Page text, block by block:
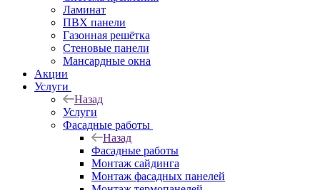
Ламинат
ПВХ панели
Газонная решётка
Стеновые панели
Мансардные окна
Акции
Услуги
Назад
Услуги
Фасадные работы
Назад
Фасадные работы
Монтаж сайдинга
Монтаж фасадных панелей